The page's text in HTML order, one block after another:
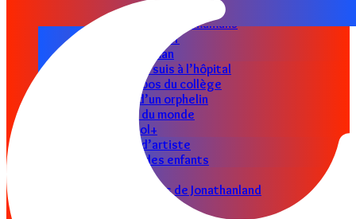
Nos parents
Les astuces des mamans
Papas au foyer
Super maman
Allo docteur je suis à l’hôpital
Les petits bobos du collège
Le clin d’œil d’un orphelin
Le petit tour du monde
Toombow Cool+
Graine d’artiste
Les pro des enfants
Les petits secrets de Jonathanland